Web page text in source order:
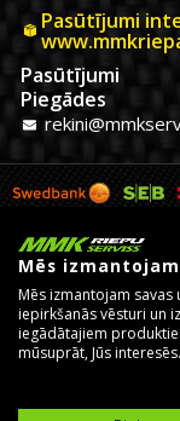
Pasūtījumi
Pasūtījumi
Piegādes
Mēs
Mēs izmantojam savas
iepirkšanās vēsturi un
iegādātajiem
mūsuprāt, Jūs interesēs.